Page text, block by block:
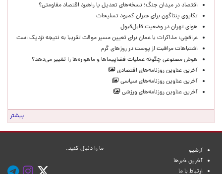
اقتصاد در میدان جنگ؛ نسخه‌های تعدیل یا راهبرد اقتصاد مقاومتی؟
تکاپوی پنتاگون برای جبران کمبود تسلیحات
هوای تهران در وضعیت قابل‌قبول
عراقچی: مذاکرات با عمان برای تعیین مسیر موقت تقریبا به نتیجه نزدیک است
اشتباهات مراقبت از پوست در روزهای گرم
هوش مصنوعی چگونه عملیات فضاپیماها و ماهواره‌ها را تغییر می‌دهد؟
آخرین عناوین روزنامه‌های اقتصادی
آخرین عناوین روزنامه‌های سیاسی
آخرین عناوین روزنامه‌های ورزشی
بیشتر
آرشیو
آخرین خبرها
ارتباط با ما
ما را دنبال کنید.